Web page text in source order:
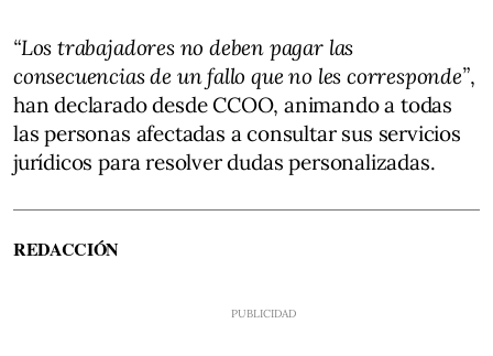
“Los trabajadores no deben pagar las
consecuencias de un fallo que no les corresponde”,
han declarado desde CCOO, animando a todas
las personas afectadas a consultar sus servicios
jurídicos para resolver dudas personalizadas.
REDACCIÓN